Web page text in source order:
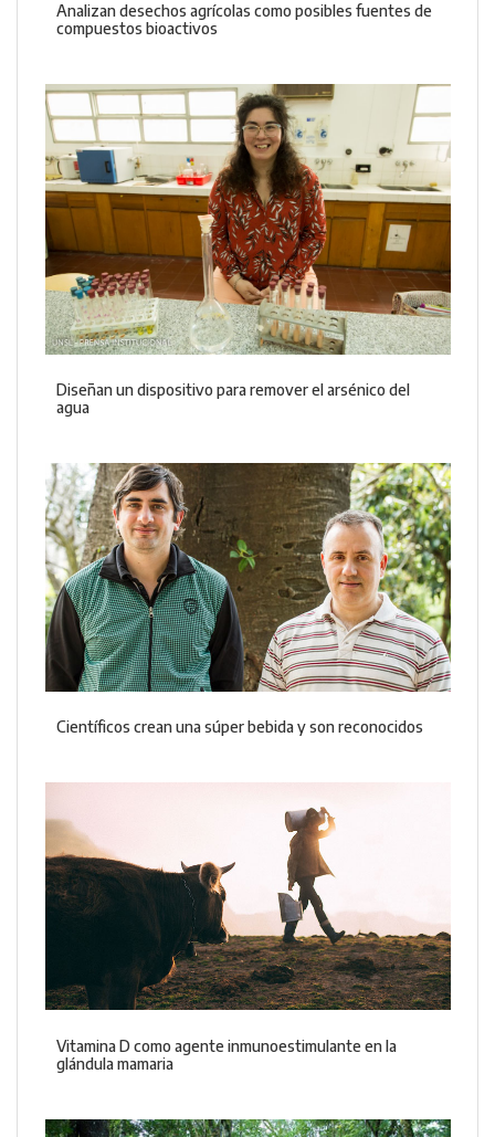
Analizan desechos agrícolas como posibles fuentes de
compuestos bioactivos
Diseñan un dispositivo para remover el arsénico del
agua
Científicos crean una súper bebida y son reconocidos
Vitamina D como agente inmunoestimulante en la
glándula mamaria